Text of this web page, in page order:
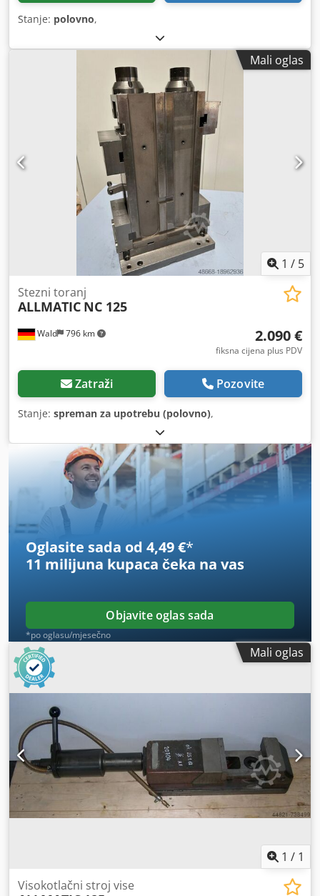
Stanje: polovno,
Mali oglas
1 / 5
Wald 796 km
Stezni toranj
ALLMATIC NC 125
2.090 €
fiksna cijena plus PDV
Zatraži Pozovite
Stanje: spreman za upotrebu (polovno),
Oglasite sada od 4,49 €*
11 milijuna kupaca čeka na vas
Objavite oglas sada
*po oglasu/mjesečno
Mali oglas
1 / 1
Visokotlačni stroj vise